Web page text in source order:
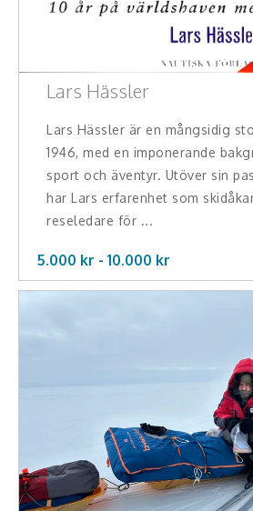
Lars Hässler
Lars Hässler är en mångsidig
1946, med en imponerande
sport och äventyr. Utöver sin
har Lars erfarenhet som
reseledare för ...
5.000 kr - 10.000 kr